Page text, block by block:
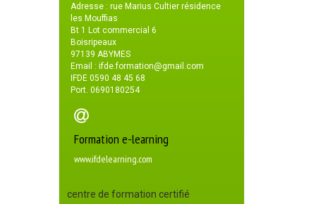
Adresse : rue Marius Cultier résidence
les Mouffias
Bt 1 Lot commercial 6
Boisripeaux
97139 ABYMES
Email : ifde.formation@gmail.com
IFDE 0590 48 45 68
Port. 0690180254
Formation e-learning
www.ifdelearning.com
centre de formation certifié